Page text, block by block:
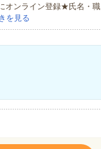
オンライン登録★氏名・職
を見る